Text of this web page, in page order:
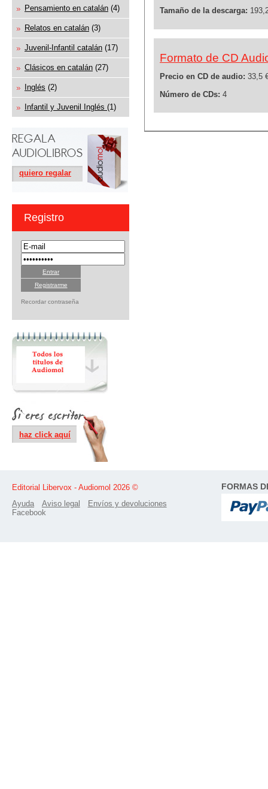
Pensamiento en catalán (4)
Relatos en catalán (3)
Juvenil-Infantil catalán (17)
Clásicos en catalán (27)
Inglés (2)
Infantil y Juvenil Inglés (1)
quiero regalar
Registro
Registrarme
Recordar contraseña
haz click aquí
Tamaño de la descarga:
Formato de CD
Precio en CD de audio: 33,5
Número de CDs: 4
Editorial Libervox - Audiomol 2026 ©
Ayuda
Aviso legal
Envíos y devoluciones
Facebook
FORMAS